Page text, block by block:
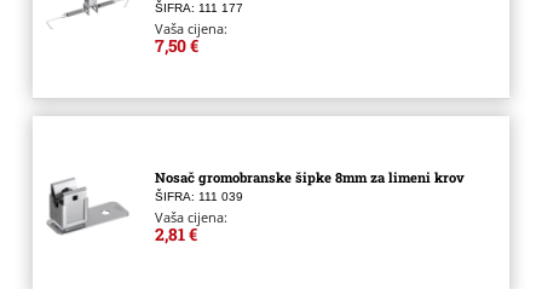
ŠIFRA: 111 177
Vaša cijena:
7,50 €
Nosač gromobranske šipke 8mm za limeni krov
ŠIFRA: 111 039
Vaša cijena:
2,81 €